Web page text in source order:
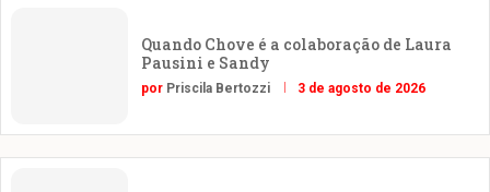
Quando Chove é a colaboração de Laura
Pausini e Sandy
por Priscila Bertozzi 3 de agosto de 2026